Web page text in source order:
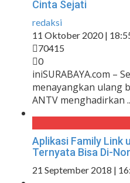
Cinta Sejati
redaksi
11 Oktober 2020 |
70415
0
iniSURABAYA.com –
menayangkan ulang
ANTV menghadirkan
Aplikasi Family Link
Ternyata Bisa Di-
21 September 2018 |